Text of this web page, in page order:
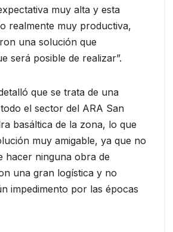
muy alta y esta
realmente muy productiva,
una solución que
será posible de realizar”.
que se trata de una
el sector del ARA San
basáltica de la zona, lo que
muy amigable, ya que no
hacer ninguna obra de
una gran logística y no
impedimento por las épocas